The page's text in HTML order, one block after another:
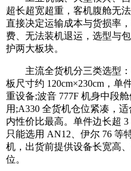
超长超宽超重，客机腹舱无
直接决定运输成本与货损率
费、无法装机退运，选型与
护两大板块。
主流全货机分三类选型：
板尺寸约 120cm×230cm，单
重设备;波音 777F 机身中段
用;A330 全货机仓位紧凑，
内性价比最高。单件边长超
只能选用 AN12、伊尔 76 等
机，出货前提供设备长宽高
位。